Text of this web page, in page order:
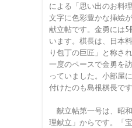
による「思い出のお料
文字に色彩豊かな挿絵
献立帖です。金勇には
います。棋長は、日本
り包丁の巨匠」と称さ
一度のペースで金勇を
っていました。小部屋
付けたのも島根棋長です
献立帖第一号は、昭
理献立」からです。「